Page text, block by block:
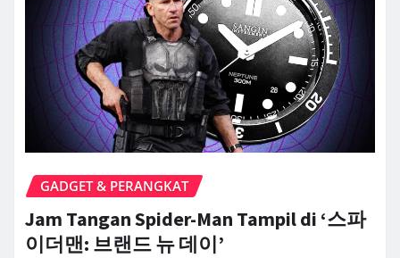
GADGET & PERANGKAT
Jam Tangan Spider-Man Tampil di ‘스파
이더맨: 브랜드 뉴 데이’